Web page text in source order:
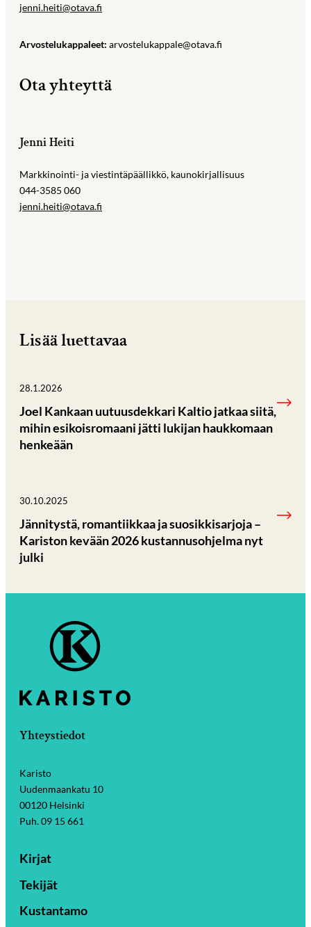
jenni.heiti@otava.fi
Arvostelukappaleet: arvostelukappale@otava.fi
Ota yhteyttä
Jenni Heiti
Markkinointi- ja viestintäpäällikkö, kaunokirjallisuus
044-3585 060
jenni.heiti@otava.fi
Lisää luettavaa
28.1.2026
Joel Kankaan uutuusdekkari Kaltio jatkaa siitä,
mihin esikoisromaani jätti lukijan haukkomaan
henkeään
30.10.2025
Jännitystä, romantiikkaa ja suosikkisarjoja –
Kariston kevään 2026 kustannusohjelma nyt
julki
Yhteystiedot
Karisto
Uudenmaankatu 10
00120 Helsinki
Puh. 09 15 661
Kirjat
Tekijät
Kustantamo